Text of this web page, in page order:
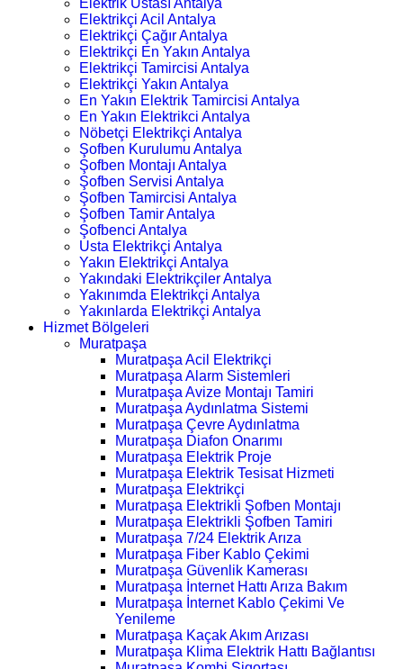
Elektrik Ustası Antalya
Elektrikçi Acil Antalya
Elektrikçi Çağır Antalya
Elektrikçi En Yakın Antalya
Elektrikçi Tamircisi Antalya
Elektrikçi Yakın Antalya
En Yakın Elektrik Tamircisi Antalya
En Yakın Elektrikci Antalya
Nöbetçi Elektrikçi Antalya
Şofben Kurulumu Antalya
Şofben Montajı Antalya
Şofben Servisi Antalya
Şofben Tamircisi Antalya
Şofben Tamir Antalya
Şofbenci Antalya
Usta Elektrikçi Antalya
Yakın Elektrikçi Antalya
Yakındaki Elektrikçiler Antalya
Yakınımda Elektrikçi Antalya
Yakınlarda Elektrikçi Antalya
Hizmet Bölgeleri
Muratpaşa
Muratpaşa Acil Elektrikçi
Muratpaşa Alarm Sistemleri
Muratpaşa Avize Montajı Tamiri
Muratpaşa Aydınlatma Sistemi
Muratpaşa Çevre Aydınlatma
Muratpaşa Diafon Onarımı
Muratpaşa Elektrik Proje
Muratpaşa Elektrik Tesisat Hizmeti
Muratpaşa Elektrikçi
Muratpaşa Elektrikli Şofben Montajı
Muratpaşa Elektrikli Şofben Tamiri
Muratpaşa 7/24 Elektrik Arıza
Muratpaşa Fiber Kablo Çekimi
Muratpaşa Güvenlik Kamerası
Muratpaşa İnternet Hattı Arıza Bakım
Muratpaşa İnternet Kablo Çekimi Ve
Yenileme
Muratpaşa Kaçak Akım Arızası
Muratpaşa Klima Elektrik Hattı Bağlantısı